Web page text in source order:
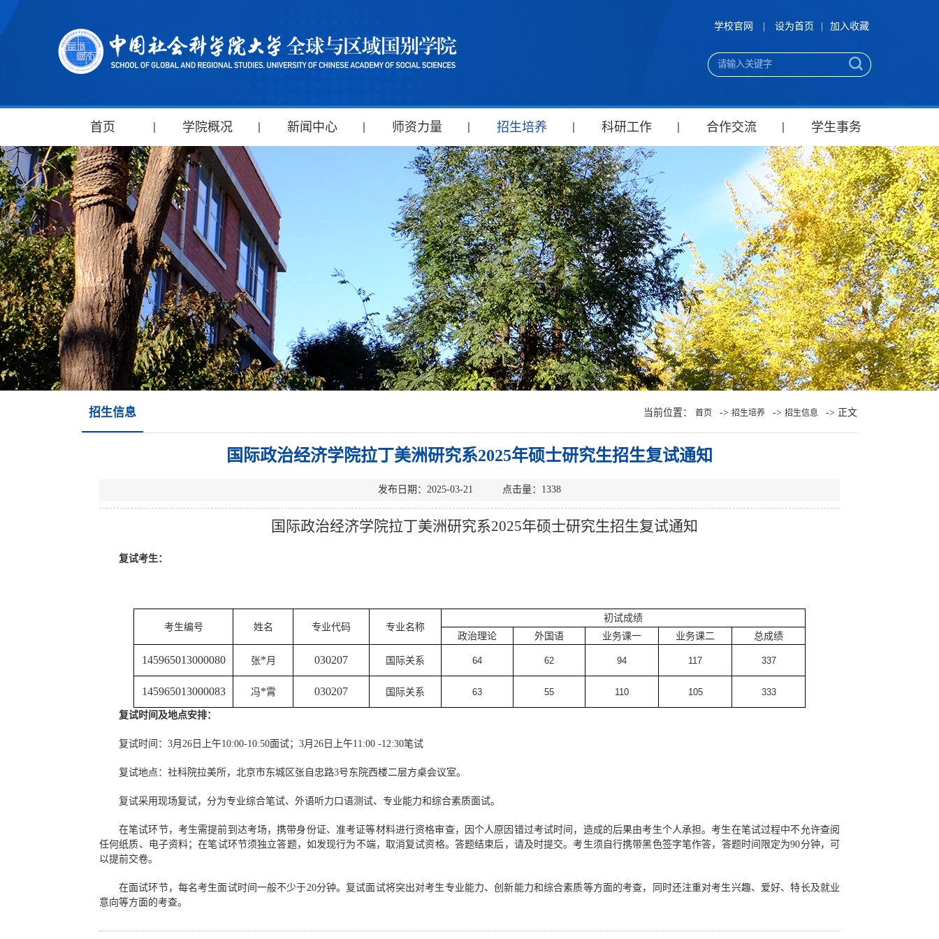
学校官网 设为首页 加入收藏
首页 学院概况 新闻中心 师资力量 招生培养 科研工作 合作交流 学生事务
招生信息 当前位置： 首页 -> 招生培养 -> 招生信息 -> 正文
国际政治经济学院拉丁美洲研究系2025年硕士研究生招生复试通知
发布日期：2025-03-21 点击量： 1338
国际政治经济学院拉丁美洲研究系2025年硕士研究生招生复试通知
复试考生：
考生编号 姓名 专业代码 专业名称
初试成绩
政治理论
外国语 业务课一 业务课二 总成绩
145965013000080 张*月 030207 国际关系 64 62 94 117 337
145965013000083 冯*霄 030207 国际关系 63 55 110 105 333
复试时间及地点安排：
复试时间：3月26日上午10:00-10:50面试；3月26日上午11:00 -12:30笔试
复试地点：社科院拉美所，北京市东城区张自忠路3号东院西楼二层方桌会议室。
复试采用现场复试，分为专业综合笔试、外语听力口语测试、专业能力和综合素质面试。
在笔试环节，考生需提前到达考场，携带身份证、准考证等材料进行资格审查，因个人原因错过考试时间，造成的后果由考生个人承担。考生在笔试过程中不允许查阅
任何纸质、电子资料；在笔试环节须独立答题，如发现行为不端，取消复试资格。答题结束后，请及时提交。考生须自行携带黑色签字笔作答，答题时间限定为90分钟，可
以提前交卷。
在面试环节，每名考生面试时间一般不少于20分钟。复试面试将突出对考生专业能力、创新能力和综合素质等方面的考查，同时还注重对考生兴趣、爱好、特长及就业
意向等方面的考查。